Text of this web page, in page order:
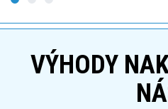
VÝHODY